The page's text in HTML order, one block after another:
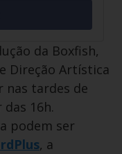
da Boxfish,
Direção Artística
nas tardes de
16h.
podem ser
, a